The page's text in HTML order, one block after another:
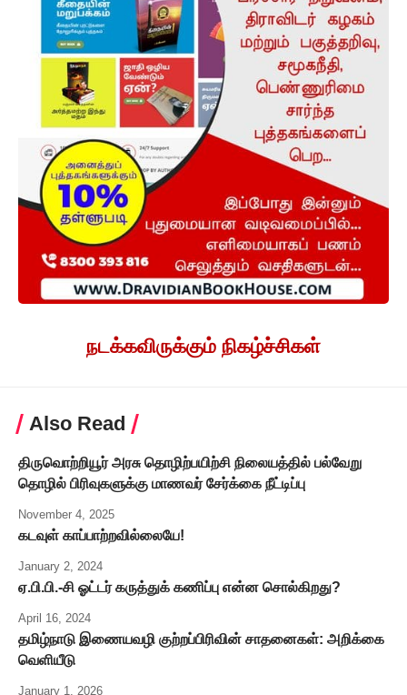
நடக்கவிருக்கும் நிகழ்ச்சிகள்
Also Read
திருவொற்றியூர் அரசு தொழிற்பயிற்சி நிலையத்தில் பல்வேறு
தொழில் பிரிவுகளுக்கு மாணவர் சேர்க்கை நீட்டிப்பு
November 4, 2025
கடவுள் காப்பாற்றவில்லையே!
January 2, 2024
ஏ.பி.பி.-சி ஓட்டர் கருத்துக் கணிப்பு என்ன சொல்கிறது?
April 16, 2024
தமிழ்நாடு இணையவழி குற்றப்பிரிவின் சாதனைகள்: அறிக்கை
வெளியீடு
January 1, 2026